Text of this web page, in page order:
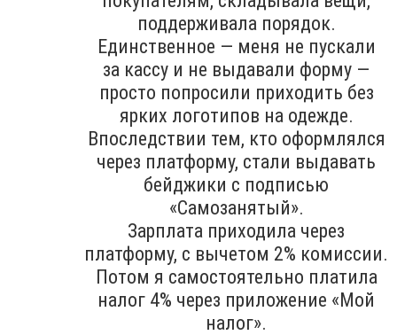
поддерживала порядок.
Единственное — меня не пускали
за кассу и не выдавали форму —
просто попросили приходить без
ярких логотипов на одежде.
Впоследствии тем, кто оформлялся
через платформу, стали выдавать
бейджики с подписью
«Самозанятый».
Зарплата приходила через
платформу, с вычетом 2% комиссии.
Потом я самостоятельно платила
налог 4% через приложение «Мой
налог».